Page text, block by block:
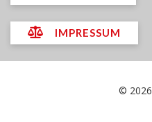
IMPRESSUM
© 2026